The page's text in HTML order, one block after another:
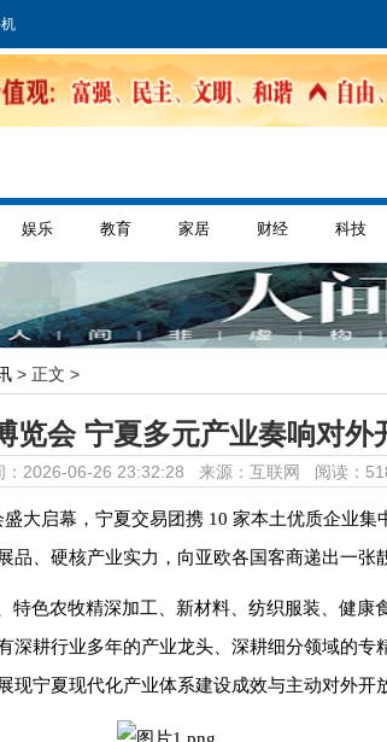
娱乐 教育 家居 财经 科技
> 正文 >
览会 宁夏多元产业奏响对外
：2026-06-26 23:32:28 来源：互联网 阅读：
大启幕，宁夏交易团携 10 家本土优质企业集
品、硬核产业实力，向亚欧各国客商递出一张
特色农牧精深加工、新材料、纺织服装、健康
深耕行业多年的产业龙头、深耕细分领域的专
现宁夏现代化产业体系建设成效与主动对外开